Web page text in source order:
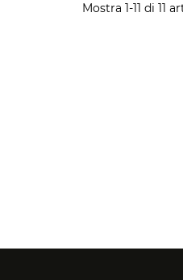
Mostra 1-11 di 11